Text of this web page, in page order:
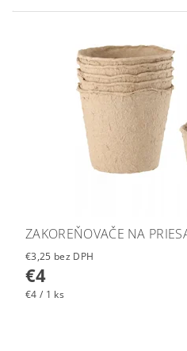
ZAKOREŇOVAČE NA
€3,25 bez DPH
€4
€4 / 1 ks